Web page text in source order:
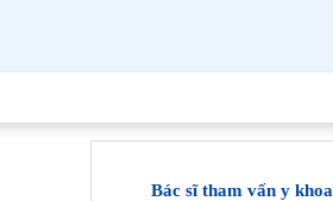
Bác sĩ tham vấn y khoa